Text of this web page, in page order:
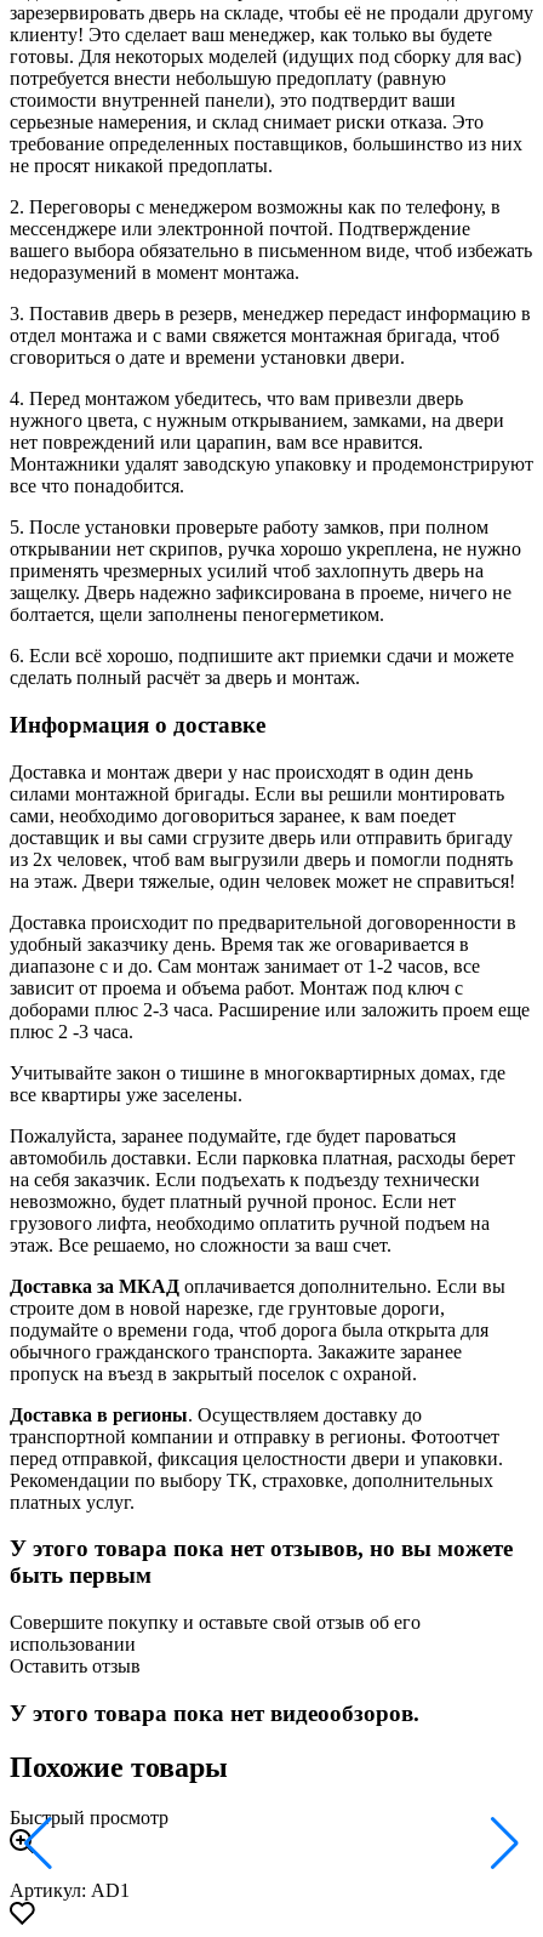
зарезервировать дверь на складе, чтобы её не продали другому
клиенту! Это сделает ваш менеджер, как только вы будете
готовы. Для некоторых моделей (идущих под сборку для вас)
потребуется внести небольшую предоплату (равную
стоимости внутренней панели), это подтвердит ваши
серьезные намерения, и склад снимает риски отказа. Это
требование определенных поставщиков, большинство из них
не просят никакой предоплаты.
2. Переговоры с менеджером возможны как по телефону, в
мессенджере или электронной почтой. Подтверждение
вашего выбора обязательно в письменном виде, чтоб избежать
недоразумений в момент монтажа.
3. Поставив дверь в резерв, менеджер передаст информацию в
отдел монтажа и с вами свяжется монтажная бригада, чтоб
сговориться о дате и времени установки двери.
4. Перед монтажом убедитесь, что вам привезли дверь
нужного цвета, с нужным открыванием, замками, на двери
нет повреждений или царапин, вам все нравится.
Монтажники удалят заводскую упаковку и продемонстрируют
все что понадобится.
5. После установки проверьте работу замков, при полном
открывании нет скрипов, ручка хорошо укреплена, не нужно
применять чрезмерных усилий чтоб захлопнуть дверь на
защелку. Дверь надежно зафиксирована в проеме, ничего не
болтается, щели заполнены пеногерметиком.
6. Если всё хорошо, подпишите акт приемки сдачи и можете
сделать полный расчёт за дверь и монтаж.
Информация о доставке
Доставка и монтаж двери у нас происходят в один день
силами монтажной бригады. Если вы решили монтировать
сами, необходимо договориться заранее, к вам поедет
доставщик и вы сами сгрузите дверь или отправить бригаду
из 2х человек, чтоб вам выгрузили дверь и помогли поднять
на этаж. Двери тяжелые, один человек может не справиться!
Доставка происходит по предварительной договоренности в
удобный заказчику день. Время так же оговаривается в
диапазоне с и до. Сам монтаж занимает от 1-2 часов, все
зависит от проема и объема работ. Монтаж под ключ с
доборами плюс 2-3 часа. Расширение или заложить проем еще
плюс 2 -3 часа.
Учитывайте закон о тишине в многоквартирных домах, где
все квартиры уже заселены.
Пожалуйста, заранее подумайте, где будет пароваться
автомобиль доставки. Если парковка платная, расходы берет
на себя заказчик. Если подъехать к подъезду технически
невозможно, будет платный ручной пронос. Если нет
грузового лифта, необходимо оплатить ручной подъем на
этаж. Все решаемо, но сложности за ваш счет.
Доставка за МКАД оплачивается дополнительно. Если вы
строите дом в новой нарезке, где грунтовые дороги,
подумайте о времени года, чтоб дорога была открыта для
обычного гражданского транспорта. Закажите заранее
пропуск на въезд в закрытый поселок с охраной.
Доставка в регионы. Осуществляем доставку до
транспортной компании и отправку в регионы. Фотоотчет
перед отправкой, фиксация целостности двери и упаковки.
Рекомендации по выбору ТК, страховке, дополнительных
платных услуг.
У этого товара пока нет отзывов, но вы можете
быть первым
Совершите покупку и оставьте свой отзыв об его
использовании
Оставить отзыв
У этого товара пока нет видеообзоров.
Похожие товары
Быстрый просмотр
Артикул: AD1